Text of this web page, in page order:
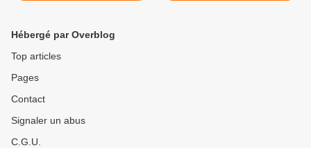
Hébergé par Overblog
Top articles
Pages
Contact
Signaler un abus
C.G.U.